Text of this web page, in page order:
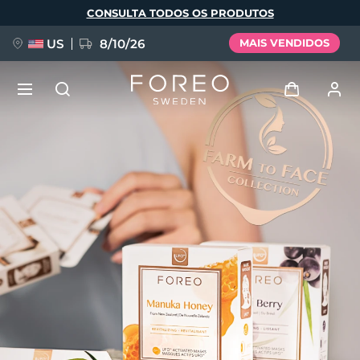
principal
CONSULTA TODOS OS PRODUTOS
US 8/10/26 MAIS VENDIDOS
Entrar
Perfil de usuário
Meus aparelhos
Meus pedidos
Meus endereços
As minhas subscrições
FAQ™ Pure Beauty-Tech Elixir
BREAKING NEWS
issa™ Teeth Whitening Set
English Deutsch
Español
Français
Italiano
Português
Polski
Svenska
Русский
简体中文 繁體中文